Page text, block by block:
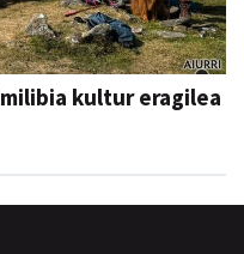
kultur eragilea